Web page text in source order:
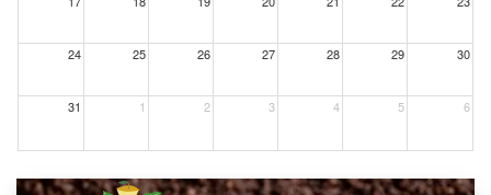
24 25 26 27 28 29 30
31 1 2 3 4 5 6